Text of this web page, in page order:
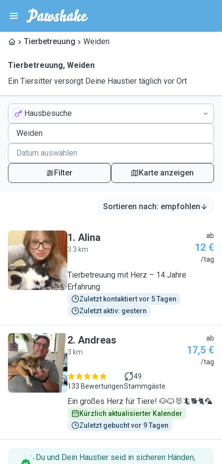
Tierbetreuung Weiden
Tierbetreuung, Weiden
Ein Tiersitter versorgt Deine Haustier täglich vor Ort
Hausbesuche
Filter Karte anzeigen
Sortieren nach: empfohlen
A
1. Alina
3.3 km
ab
12 €
/tag
Tierbetreuung mit Herz – 14 Jahre
Erfahrung
Zuletzt kontaktiert vor 5 Tagen
Zuletzt aktiv: gestern
A
2. Andreas
3 km
ab
17,5 €
/tag
133 Bewertungen
49
Stammgäste
Ein großes Herz für Tiere! 🐶🐱🐰🦎🐕🐈🦜
Kürzlich aktualisierter Kalender
Zuletzt gebucht vor 9 Tagen
Du und Dein Haustier seid in sicheren Händen,